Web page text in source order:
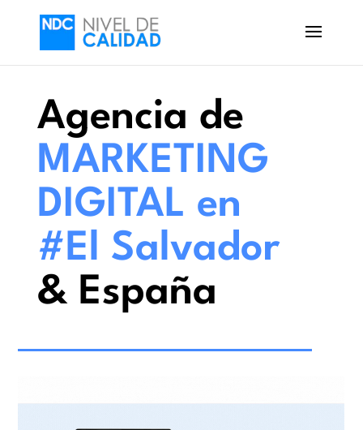
Agencia de
MARKETING
DIGITAL en
#El Salvador
& España